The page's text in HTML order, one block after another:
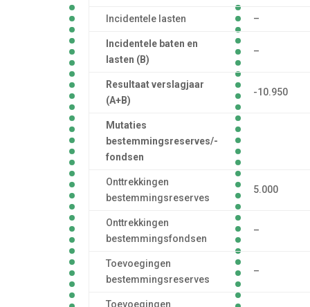
Incidentele lasten –
Incidentele baten en
lasten (B)
–
Resultaat verslagjaar
(A+B)
-10.950
Mutaties
bestemmingsreserves/-
fondsen
Onttrekkingen
bestemmingsreserves
5.000
Onttrekkingen
bestemmingsfondsen
–
Toevoegingen
bestemmingsreserves
–
Toevoegingen